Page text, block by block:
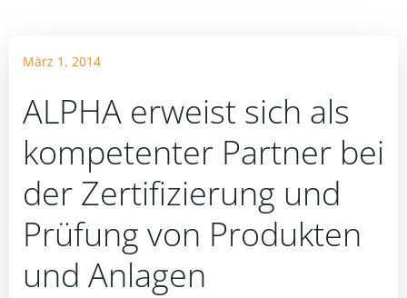
März 1, 2014
ALPHA erweist sich als
kompetenter Partner bei
der Zertifizierung und
Prüfung von Produkten
und Anlagen